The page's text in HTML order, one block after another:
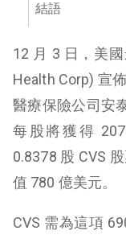
結語
12 月 3 日，美
Health Corp) 宣
醫療保險公司安
每股將獲得
0.8378 股 CVS
值 780 億美元。
CVS 需為這項